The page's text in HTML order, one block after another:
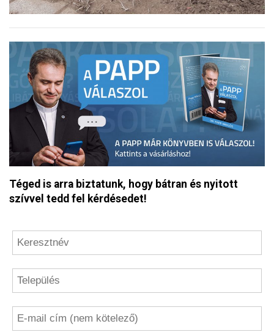
Téged is arra biztatunk, hogy bátran és nyitott
szívvel tedd fel kérdésedet!